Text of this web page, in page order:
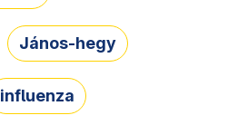
János-hegy
influenza